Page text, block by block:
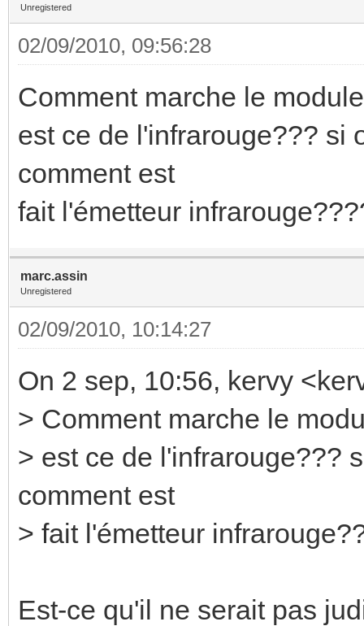
Unregistered
02/09/2010, 09:56:28
Comment marche le
est ce de l'infrarouge??? si
comment est
fait l'émetteur
marc.assin
Unregistered
02/09/2010, 10:14:27
On 2 sep, 10:56, kervy
> Comment marche le
> est ce de l'infrarouge???
comment est
> fait l'émetteur
Est-ce qu'il ne serait pas